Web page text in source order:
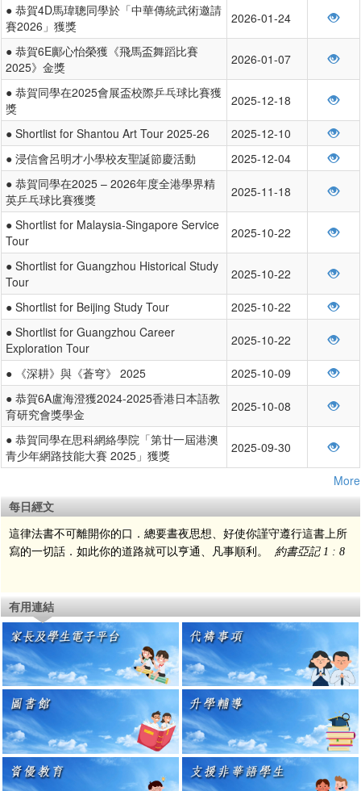
● 恭賀4D馬瑋聰同學於「中華傳統武術邀請
賽2026」獲獎
2026-01-24
● 恭賀6E鄺心怡榮獲《飛馬盃舞蹈比賽
2025》金獎
2026-01-07
● 恭賀同學在2025會展盃校際乒乓球比賽獲
獎
2025-12-18
● Shortlist for Shantou Art Tour 2025-26
2025-12-10
● 浸信會呂明才小學校友聖誕節慶活動
2025-12-04
● 恭賀同學在2025 – 2026年度全港學界精
英乒乓球比賽獲獎
2025-11-18
● Shortlist for Malaysia-Singapore Service
Tour
2025-10-22
● Shortlist for Guangzhou Historical Study
Tour
2025-10-22
● Shortlist for Beijing Study Tour
2025-10-22
● Shortlist for Guangzhou Career
Exploration Tour
2025-10-22
● 《深耕》與《蒼穹》 2025
2025-10-09
● 恭賀6A盧海澄獲2024-2025香港日本語教
育研究會獎學金
2025-10-08
● 恭賀同學在思科網絡學院「第廿一屆港澳
青少年網路技能大賽 2025」獲獎
2025-09-30
More
每日經文
這律法書不可離開你的口．總要晝夜思想、好使你謹守遵行這書上所
寫的一切話．如此你的道路就可以亨通、凡事順利。 約書亞記 1 : 8
有用連結